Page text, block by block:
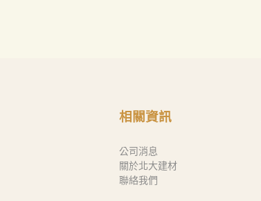
相關資訊
公司消息
關於北大建材
聯絡我們